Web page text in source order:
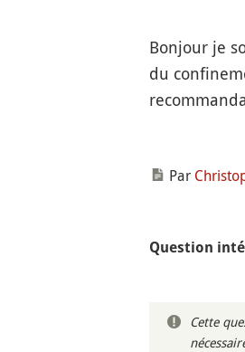
Bonjour je
du
Par
Question
Cette